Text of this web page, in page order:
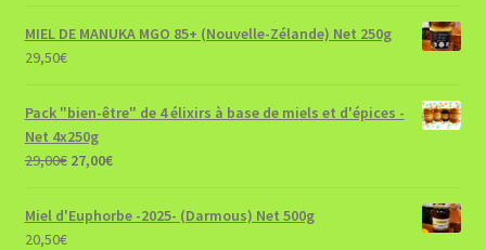
MIEL DE MANUKA MGO 85+ (Nouvelle-Zélande) Net 250g
29,50€
Pack "bien-être" de 4 élixirs à base de miels et d'épices -
Net 4x250g
29,00€ Le
initial
était :
27,00€Le
actuel
Miel d'Euphorbe -2025- (Darmous) Net 500g
20,50€